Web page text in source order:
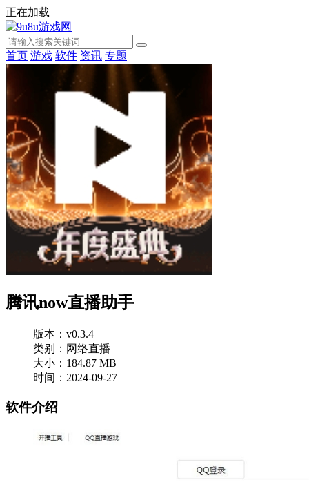
正在加载
首页 游戏 软件 资讯 专题
腾讯now直播助手
版本：v0.3.4
类别：网络直播
大小：184.87 MB
时间：2024-09-27
软件介绍